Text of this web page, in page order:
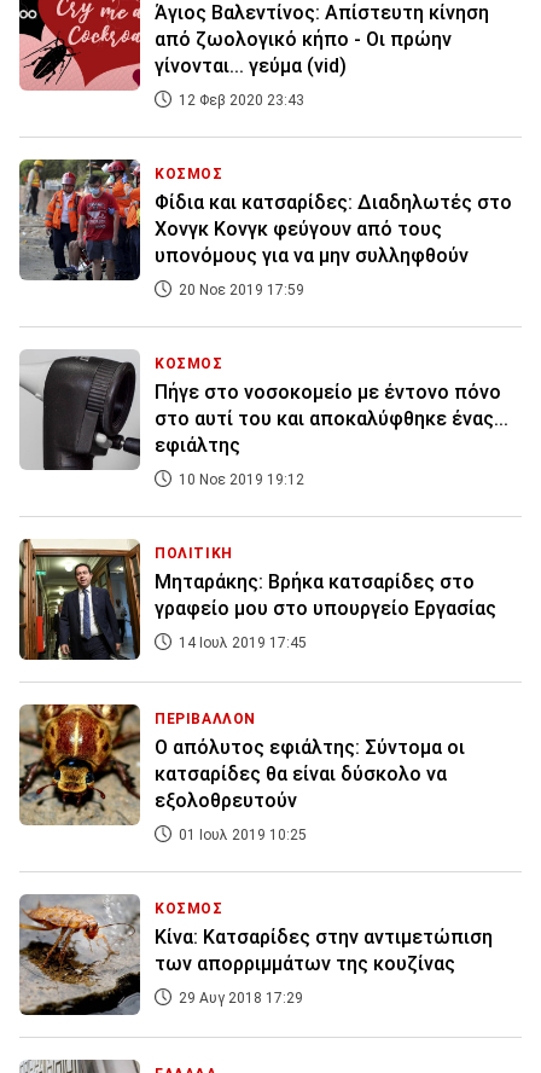
Άγιος Βαλεντίνος: Απίστευτη κίνηση
από ζωολογικό κήπο - Οι πρώην
γίνονται... γεύμα (vid)
12 Φεβ 2020 23:43
ΚΟΣΜΟΣ
Φίδια και κατσαρίδες: Διαδηλωτές στο
Χονγκ Κονγκ φεύγουν από τους
υπονόμους για να μην συλληφθούν
20 Νοε 2019 17:59
ΚΟΣΜΟΣ
Πήγε στο νοσοκομείο με έντονο πόνο
στο αυτί του και αποκαλύφθηκε ένας...
εφιάλτης
10 Νοε 2019 19:12
ΠΟΛΙΤΙΚΗ
Μηταράκης: Βρήκα κατσαρίδες στο
γραφείο μου στο υπουργείο Εργασίας
14 Ιουλ 2019 17:45
ΠΕΡΙΒΑΛΛΟΝ
Ο απόλυτος εφιάλτης: Σύντομα οι
κατσαρίδες θα είναι δύσκολο να
εξολοθρευτούν
01 Ιουλ 2019 10:25
ΚΟΣΜΟΣ
Κίνα: Κατσαρίδες στην αντιμετώπιση
των απορριμμάτων της κουζίνας
29 Αυγ 2018 17:29